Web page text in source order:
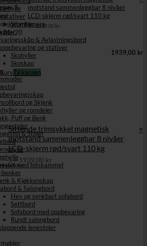
motstand sammenleggbar 8 nivåer
LCD-skjerm rød/svart 110 kg
1 ×1939,00 kr
1939,00 kr
Til kassen
×
Sittende trimsykkel magnetisk
motstand sammenleggbar 8 nivåer
LCD-skjerm rød/svart 110 kg
1 ×1939,00 kr
Stumtjenere
& Avlastningsbord
og stativer
Skohyller
Skoskap
og Skjenk
og romdeler
Puff og Benk
& Stoler
med fotskammel
benker
& Kjøkkenskap
& Salongbord
Hev og senkbart sofabord
Settbord
Sofabord med oppbevaring
Rundt salongbord
lenestoler